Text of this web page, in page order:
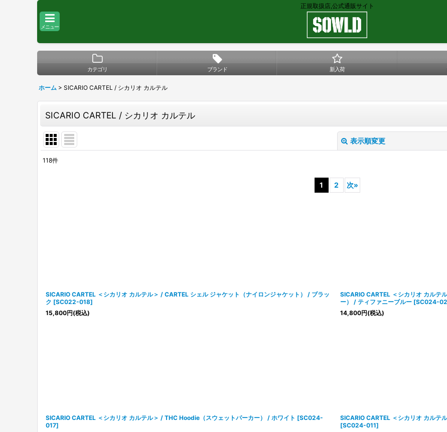
正規取扱店,公式通販サイト
メニュー
カテゴリ ブランド 新入荷
ホーム > SICARIO CARTEL / シカリオ カルテル
SICARIO CARTEL / シカリオ カルテル
表示順変更
118件
1 2 次»
SICARIO CARTEL ＜シカリオ カルテル＞ / CARTEL シェル ジャケット（ナイロンジャケット） / ブラッ
ク [SC022-018]
15,800円(税込)
SICARIO CARTEL ＜シカリオ カル
ー） / ティファニーブルー [SC024-
14,800円(税込)
SICARIO CARTEL ＜シカリオ カルテル＞ / THC Hoodie（スウェットパーカー） / ホワイト [SC024-
017]
SICARIO CARTEL ＜シカリオ カルテ
[SC024-011]